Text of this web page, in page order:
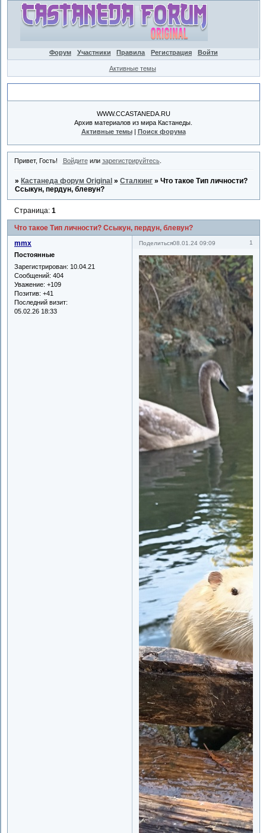
Форум Участники Правила Регистрация Войти
Активные темы
WWW.CCASTANEDA.RU
Архив материалов из мира Кастанеды.
Активные темы| Поиск форума
Привет, Гость! Войдитеили зарегистрируйтесь.
» Кастанеда форум Original »Сталкинг »Что такое Тип личности?
Ссыкун, пердун, блевун?
Что такое Тип личности? Ссыкун, пердун, блевун?
Страница:1
Поделиться 1
08.01.24 09:09
mmx
Постоянные
Зарегистрирован: 10.04.21
Сообщений: 404
Уважение: +109
Позитив: +41
Последний визит:
05.02.26 18:33